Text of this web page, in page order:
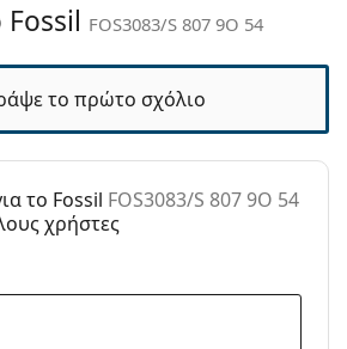
Όχι
Γυναικεία
Fossil
FOS3083/S 807 9O 54
Fossil FOS3083/S 807 9O 54
το πρώτο σχόλιο
το Fossil FOS3083/S 807 9O 54
χρήστες